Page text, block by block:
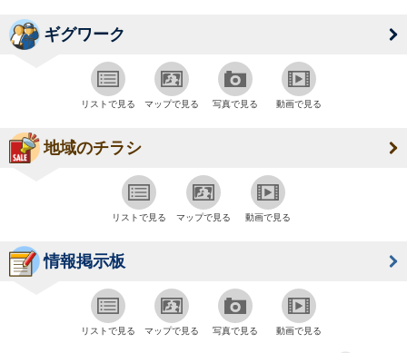
ギグワーク
リストで見る マップで見る 写真で見る 動画で見る
地域のチラシ
リストで見る マップで見る 動画で見る
情報掲示板
リストで見る マップで見る 写真で見る 動画で見る